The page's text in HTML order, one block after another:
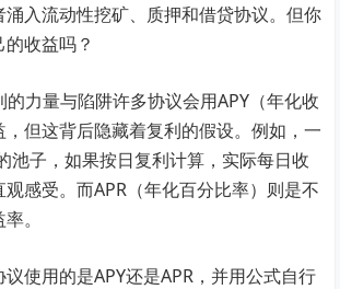
入流动性挖矿、质押和借贷协议。但你
收益吗？
的力量与陷阱许多协议会用APY（年化收
但这背后隐藏着复利的假设。例如，一
池子，如果按日复利计算，实际每日收
感受。而APR（年化百分比率）则是不
。
使用的是APY还是APR，并用公式自行